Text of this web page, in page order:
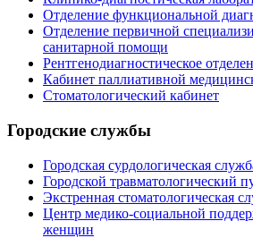
Отделение функциональной
Отделение первичной
санитарной помощи
Рентгенодиагностическое
Кабинет паллиативной
Стоматологический кабинет
Городские службы
Городская сурдологическая
Городской травматологический
Экстренная стоматологическая
Центр медико-социальной
женщин